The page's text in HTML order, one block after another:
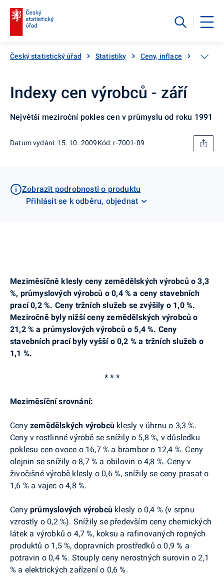
Český statistický úřad Statistiky Ceny, inflace Ceny
Indexy cen výrobců - září
Největší meziroční pokles cen v průmyslu od roku 1991
Datum vydání: 15. 10. 2009Kód: r-7001-09
Zobrazit podrobnosti o produktu
Přihlásit se k odběru, objednat
Meziměsíčně klesly ceny zemědělských výrobců o 3,3
%, průmyslových výrobců o 0,4 % a ceny stavebních
prací 0,2 %. Ceny tržních služeb se zvýšily o 1,0 %.
Meziročně byly nižší ceny zemědělských výrobců o
21,2 % a průmyslových výrobců o 5,4 %. Ceny
stavebních prací byly vyšší o 0,2 % a tržních služeb o
1,1 %.
* * *
Meziměsíční srovnání:
Ceny zemědělských výrobců klesly v úhrnu o 3,3 %.
Ceny v rostlinné výrobě se snížily o 5,8 %, v důsledku
poklesu cen ovoce o 16,7 % a brambor o 12,4 %. Ceny
olejnin se snížily o 8,7 % a obilovin o 4,8 %. Ceny v
živočišné výrobě klesly o 0,6 %, snížily se ceny prasat o
1,6 % a vajec o 4,8 %.
Ceny průmyslových výrobců klesly o 0,4 % (v srpnu
vzrostly o 0,2 %). Snížily se především ceny chemických
látek a výrobků o 4,7 %, koksu a rafinovaných ropných
produktů o 1,5 %, dopravních prostředků o 0,9 % a
potravin o 0,4 %. Stouply ceny nerostných surovin o 2,1
% a elektrických zařízení o 0,6 %.